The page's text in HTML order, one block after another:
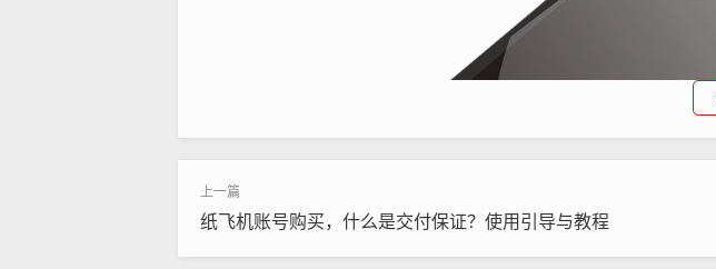
纸飞机账号购买，什么是交付保证？使用引导与教程